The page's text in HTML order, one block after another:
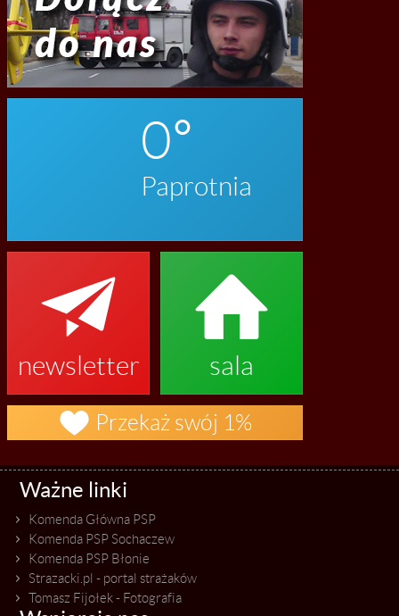
0
Paprotnia

newsletter

sala
 Przekaż swój 1%
Ważne linki
Komenda Główna PSP
Komenda PSP Sochaczew
Komenda PSP Błonie
Strazacki.pl - portal strażaków
Tomasz Fijołek - Fotografia